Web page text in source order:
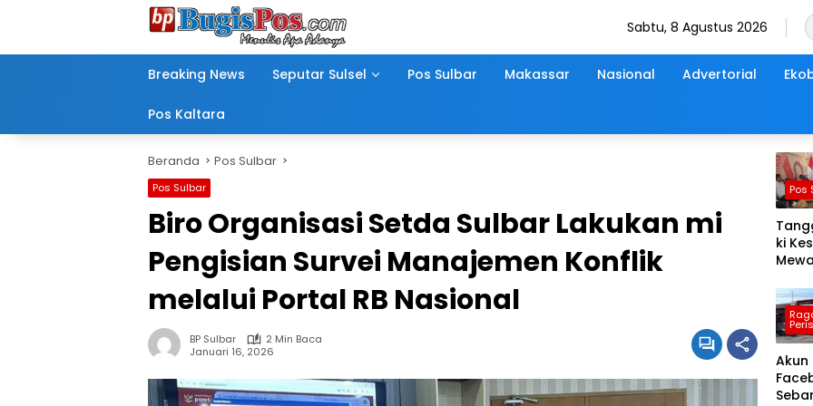
Sabtu, 8 Agustus 2026
Breaking News Seputar Sulsel Pos Sulbar Makassar Nasional Advertorial
Pos Kaltara
Beranda Pos Sulbar
Pos Sulbar
Biro Organisasi Setda Sulbar Lakukan mi
Pengisian Survei Manajemen Konflik
melalui Portal RB Nasional
BP Sulbar
2 Min Baca
Januari 16, 2026
Pos
ki
untuk
Ke-1
Akun